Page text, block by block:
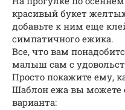
красивый букет
добавьте к ним еще
симпатичного ежика.
Все, что вам
малыш сам с
Просто покажите ему,
Шаблон ежа вы можете
варианта: